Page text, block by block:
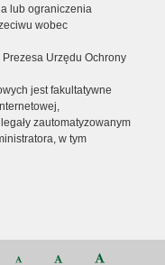
lub ograniczenia
wobec
Urzędu Ochrony
jest fakultatywne
zautomatyzowanym
w tym